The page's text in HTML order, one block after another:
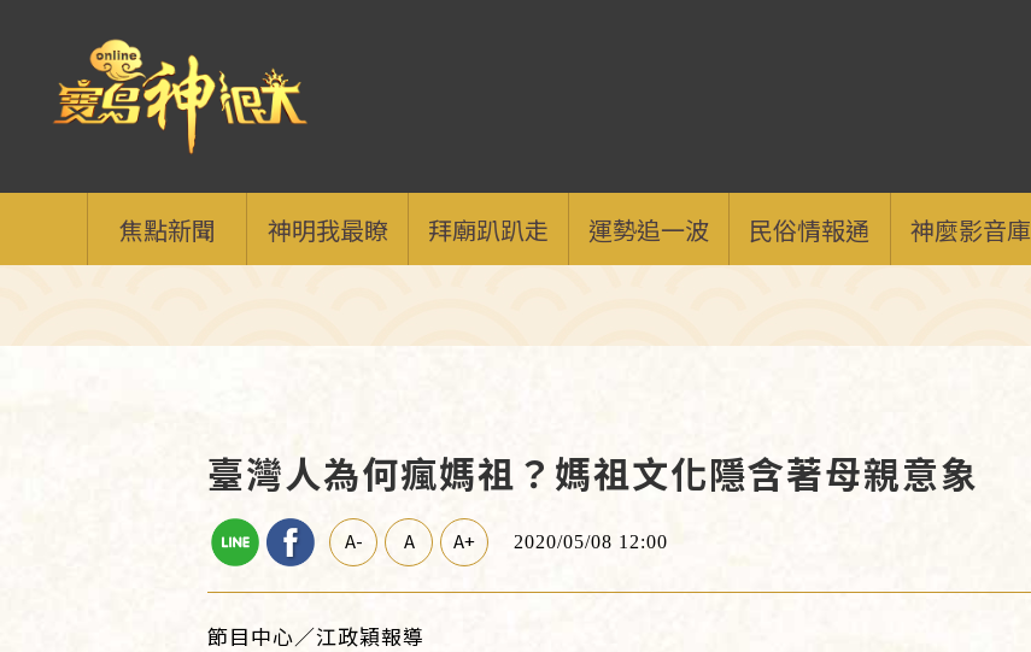
焦點新聞 神明我最瞭 拜廟趴趴走 運勢追一波 民俗情報通 神麼影音庫
臺灣人為何瘋媽祖？媽祖文化隱含著母親意象
A- A A+ 2020/05/08 12:00
節目中心／江政穎報導